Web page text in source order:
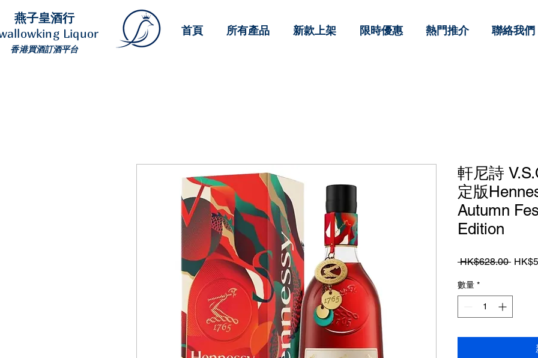
燕子皇酒行
Liquor
香港買酒訂酒平台
首頁 所有產品 新款上架 限時優惠 熱門推介 聯絡我們
軒尼詩
定版
Autumn
Edition
HK$628.00 一
格
數量 *